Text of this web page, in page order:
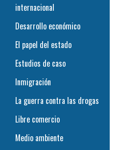
internacional
Desarrollo económico
El papel del estado
Estudios de caso
Inmigración
La guerra contra las drogas
Libre comercio
Medio ambiente